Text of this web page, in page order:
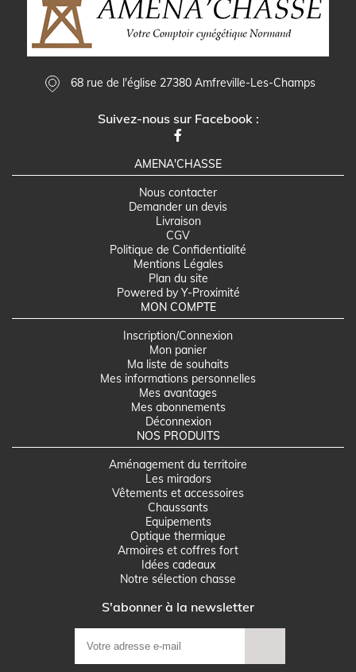
68 rue de l'église 27380 Amfreville-Les-Champs
Suivez-nous sur Facebook :
AMENA'CHASSE
Nous contacter
Demander un devis
Livraison
CGV
Politique de Confidentialité
Mentions Légales
Plan du site
Powered by Y-Proximité
MON COMPTE
Inscription/Connexion
Mon panier
Ma liste de souhaits
Mes informations personnelles
Mes avantages
Mes abonnements
Déconnexion
NOS PRODUITS
Aménagement du territoire
Les miradors
Vêtements et accessoires
Chaussants
Equipements
Optique thermique
Armoires et coffres fort
Idées cadeaux
Notre sélection chasse
S'abonner à la newsletter